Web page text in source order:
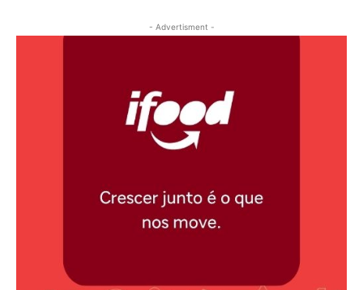
- Advertisment -